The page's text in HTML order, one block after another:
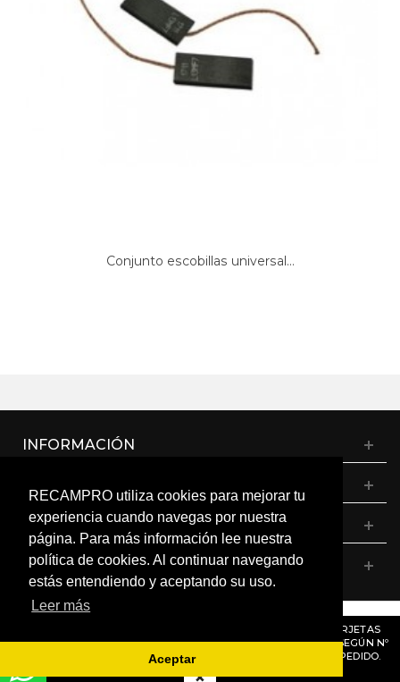
RECAMPRO utiliza cookies para mejorar tu
experiencia cuando navegas por nuestra
página. Para más información lee nuestra
política de cookies. Al continuar navegando
estás entendiendo y aceptando su uso.
Leer más
Aceptar
Conjunto escobillas universal...
: RECORDAMOS QUE MÓDULOS, PROGRAMADORES Y TARJETAS
ELECTRÓNICAS DENTRO DEL MISMO MODELO PUEDEN VARIAR SEGÚN Nº
DE SERIE O VERSIÓN. CONSÚLTANOS ANTES DE REALIZAR UN PEDIDO.
INFORMACIÓN
MI CUENTA
CONTÁCTANOS